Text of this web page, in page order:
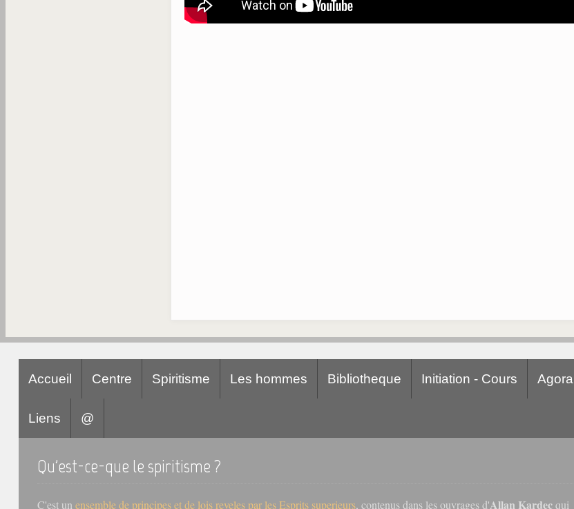
Accueil Centre Spiritisme Les hommes Bibliotheque Initiation - Cours Agora
Liens @
Qu'est-ce-que le spiritisme ?
C'est un ensemble de principes et de lois reveles par les Esprits superieurs, contenus dans les ouvrages d'Allan Kardecqui